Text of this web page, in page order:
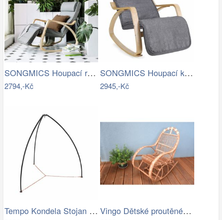
SONGMICS Houpací relaxační křeslo…
2794,-Kč
SONGMICS Houpací křeslo Ben světle šedé
2945,-Kč
Tempo Kondela Stojan pro závěsné křeslo… Vingo Dětské proutěné houpací křeslo